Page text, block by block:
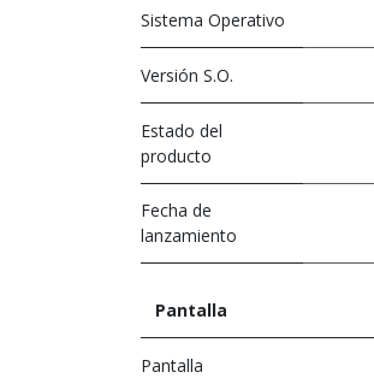
Sistema Operativo
Versión S.O.
Estado del
producto
Fecha de
lanzamiento
Pantalla
Pantalla